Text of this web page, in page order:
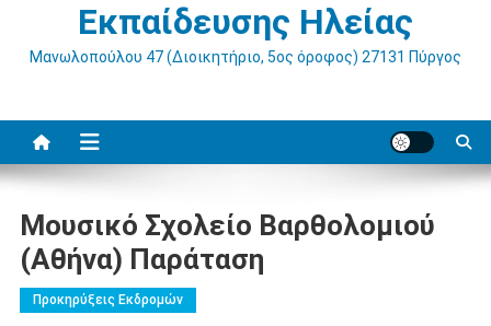
Εκπαίδευσης Ηλείας
Μανωλοπούλου 47 (Διοικητήριο, 5ος όροφος) 27131 Πύργος
Μουσικό Σχολείο Βαρθολομιού
(Αθήνα) Παράταση
Προκηρύξεις Εκδρομών